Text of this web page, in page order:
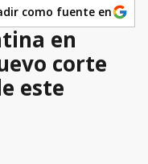
como fuente en
en
corte
este